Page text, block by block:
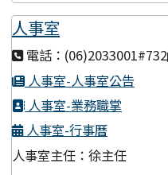
人事室
電話：(06)2033001#732
人事室-人事室公告
人事室-業務職掌
人事室-行事曆
人事室主任：徐主任